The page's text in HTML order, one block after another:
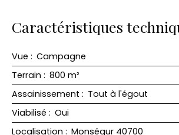
Caractéristiques
Vue : Campagne
Terrain : 800 m²
Assainissement : Tout à l'égout
Viabilisé : Oui
Localisation : Monségur 40700